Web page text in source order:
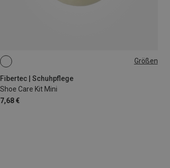
Größen
Fibertec | Schuhpflege
Shoe Care Kit Mini
7,68 €
28ML